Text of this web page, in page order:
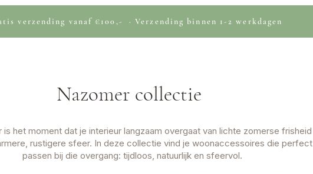
verzending vanaf €100,- · Verzending binnen 1-2 werkdagen
Nazomer collectie
is het moment dat je interieur langzaam overgaat van lichte zomerse frisheid
rustigere sfeer. In deze collectie vind je woonaccessoires die perfect
passen bij die overgang: tijdloos, natuurlijk en sfeervol.